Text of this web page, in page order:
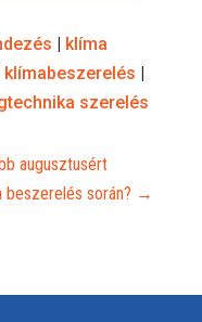
| klíma
klímabeszerelés |
szerelés
augusztusért
beszerelés során? →